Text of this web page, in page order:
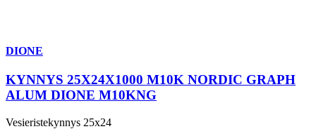
DIONE
KYNNYS 25X24X1000 M10K NORDIC GRAPH
ALUM DIONE M10KNG
Vesieristekynnys 25x24